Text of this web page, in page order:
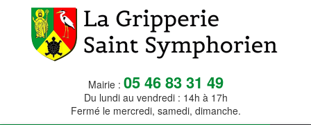
Mairie : 05 46 83 31 49
Du lundi au vendredi : 14h à 17h
Fermé le mercredi, samedi, dimanche.